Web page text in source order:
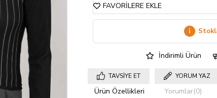
FAVORILERE EKLE
i
İndirimli Ürün
TAVSIYE ET YORUM YAZ
Ürün Özellikleri Yorumlar(0)